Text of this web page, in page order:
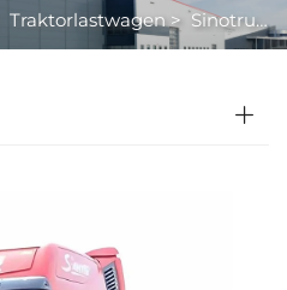
Traktorlastwagen>Sinotruk Howo